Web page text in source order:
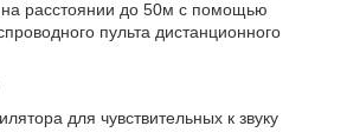
на расстоянии до 50м с помощью
пульта дистанционного
для чувствительных к звуку